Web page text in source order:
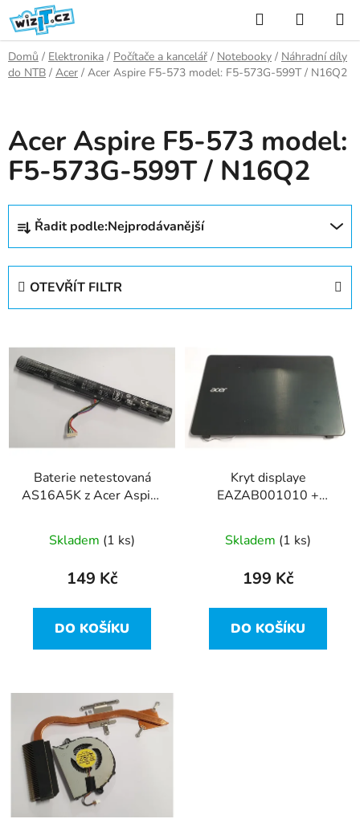
Přejít
na
obsah
Hledat
KOŠÍK
Domů / Elektronika / Počítače a kancelář / Notebooky / Náhradní díly
do NTB / Acer / Acer Aspire F5-573 model: F5-573G-599T / N16Q2
Acer Aspire F5-573 model:
F5-573G-599T / N16Q2
Ř
z
o
k
Řadit podle:Nejprodávanější
OTEVŘÍT FILTR
ý
p
Baterie netestovaná
AS16A5K z Acer Aspire
Skladem (1 ks)
149 Kč
DO KOŠÍKU
Kryt displaye
EAZAB001010 +
Aspire F5-573 vada
Skladem (1 ks)
199 Kč
DO KOŠÍKU